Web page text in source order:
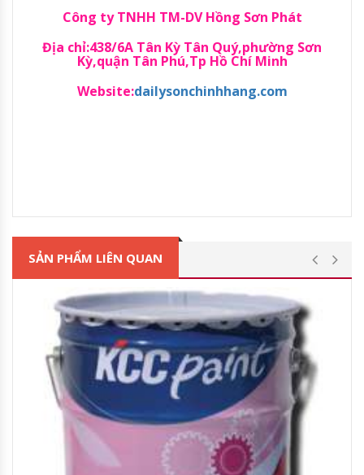
Công ty TNHH TM-DV Hồng Sơn Phát
Địa chỉ:438/6A Tân Kỳ Tân Quý,phường Sơn
Kỳ,quận Tân Phú,Tp Hồ Chí Minh
Website:dailysonchinhhang.com
SẢN PHẨM LIÊN QUAN